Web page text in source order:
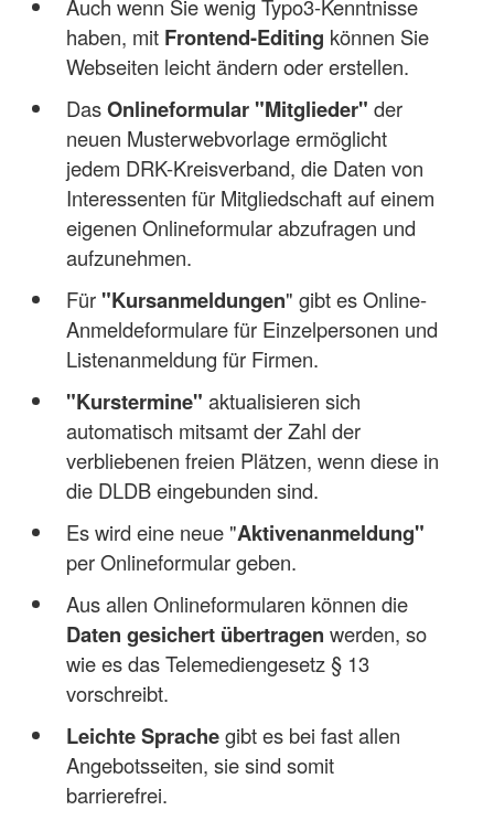
Auch wenn Sie wenig Typo3-Kenntnisse
haben, mit Frontend-Editing können Sie
Webseiten leicht ändern oder erstellen.
DasOnlineformular "Mitglieder" der
neuen Musterwebvorlage ermöglicht
jedem DRK-Kreisverband, die Daten von
Interessenten für Mitgliedschaft auf einem
eigenen Onlineformular abzufragen und
aufzunehmen.
Für "Kursanmeldungen" gibt es Online-
Anmeldeformulare für Einzelpersonen und
Listenanmeldung für Firmen.
"Kurstermine" aktualisieren sich
automatisch mitsamt der Zahl der
verbliebenen freien Plätzen, wenn diese in
die DLDB eingebunden sind.
Es wird eine neue "Aktivenanmeldung"
per Onlineformular geben.
Aus allen Onlineformularen können die
Daten gesichert übertragen werden, so
wie es das Telemediengesetz § 13
vorschreibt.
Leichte Sprachegibt es bei fast allen
Angebotsseiten, sie sind somit
barrierefrei.